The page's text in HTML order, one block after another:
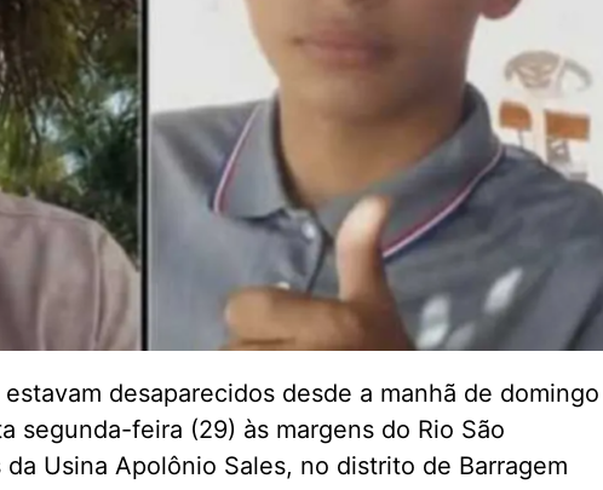
desaparecidos desde a manhã de domingo
segunda-feira (29) às margens do Rio São
Usina Apolônio Sales, no distrito de Barragem